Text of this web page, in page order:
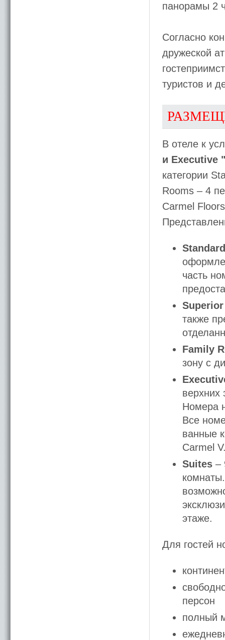
панорамы 2
Согласно
дружеской
туристов и
В отеле к
и Executive
категории
Rooms – 4
Carmel
часть
также
Family
зону с
верхних
Номера
Все
ванные
Carmel
Suites –
этаже.
Для гостей
персон
полный